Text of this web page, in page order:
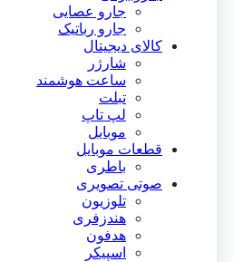
جارو عصایی
جارو رباتیک
کالای دیجیتال
شارژر
ساعت هوشمند
تبلت
لپ تاپ
موبایل
قطعات موبایل
باطری
صوتی تصویری
تلوزیون
هندزفری
هدفون
اسپیکر